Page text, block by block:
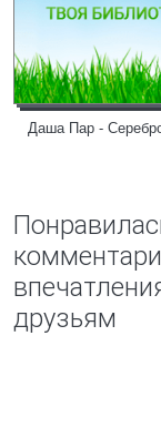
Даша Пар -
друзьям